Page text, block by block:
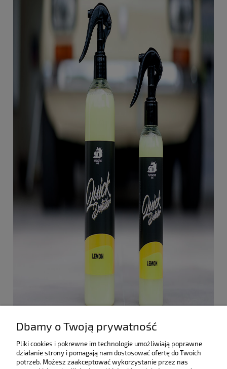
#Automotive Care
SKLEP
Dbamy o Twoją prywatność
Pliki cookies i pokrewne im technologie umożliwiają poprawne
działanie strony i pomagają nam dostosować ofertę do Twoich
potrzeb. Możesz zaakceptować wykorzystanie przez nas